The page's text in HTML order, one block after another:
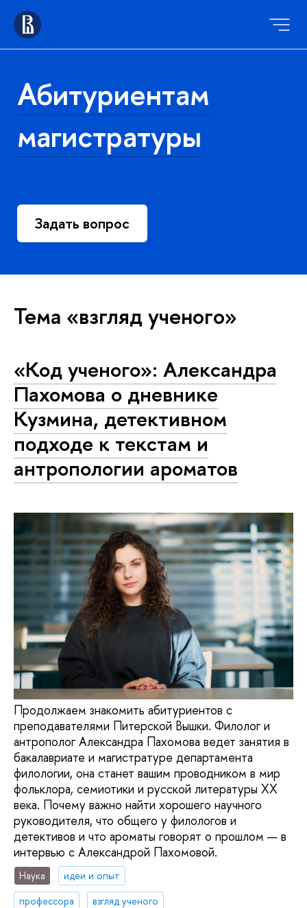
Абитуриентам
магистратуры
Задать вопрос
Тема «взгляд ученого»
«Код ученого»: Александра
Пахомова о дневнике
Кузмина, детективном
подходе к текстам и
антропологии ароматов
Продолжаем знакомить абитуриентов с
преподавателями Питерской Вышки. Филолог и
антрополог Александра Пахомова ведет занятия в
бакалавриате и магистратуре департамента
филологии, она станет вашим проводником в мир
фольклора, семиотики и русской литературы XX
века. Почему важно найти хорошего научного
руководителя, что общего у филологов и
детективов и что ароматы говорят о прошлом — в
интервью с Александрой Пахомовой.
Наука
идеи и опыт
профессора
взгляд ученого